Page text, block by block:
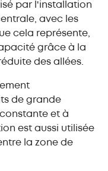
par l'installation
avec les
cela représente,
grâce à la
des allées.
de grande
et à
est aussi utilisée
la zone de